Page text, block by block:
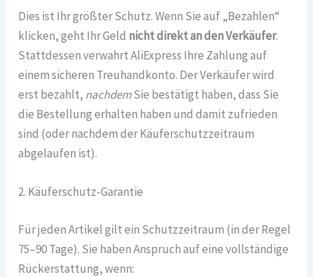
Dies ist Ihr größter Schutz. Wenn Sie auf „Bezahlen“
klicken, geht Ihr Geld nicht direkt an den Verkäufer.
Stattdessen verwahrt AliExpress Ihre Zahlung auf
einem sicheren Treuhandkonto. Der Verkäufer wird
erst bezahlt, nachdemSie bestätigt haben, dass Sie
die Bestellung erhalten haben und damit zufrieden
sind (oder nachdem der Käuferschutzzeitraum
abgelaufen ist).
2. Käuferschutz-Garantie
Für jeden Artikel gilt ein Schutzzeitraum (in der Regel
75–90 Tage). Sie haben Anspruch auf eine vollständige
Rückerstattung, wenn: